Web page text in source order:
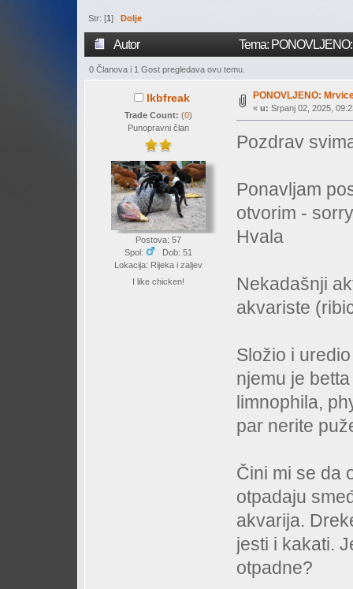
Str: [1] Dolje
Autor Tema:
0 Članova i 1 Gost pregledava ovu temu.
lkbfreak
Trade Count: (0)
Punopravni član
Postova: 57
Spol:
Dob: 51
Lokacija: Rijeka i zaljev
I like chicken!
PONOVLJENO:
« u: Srpanj 02, 2025,
Pozdrav
Ponavljam
otvorim -
Hvala
Nekadašnji
akvariste
Složio i
njemu je
limnophila,
par nerite
Čini mi se da
otpadaju
akvarija.
jesti i kakati.
otpadne?